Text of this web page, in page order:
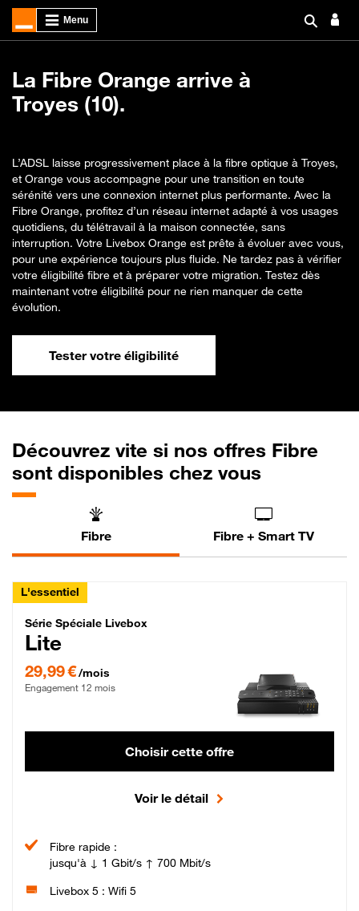
La Fibre Orange arrive à
Troyes (10).
L’ADSL laisse progressivement place à la fibre optique à Troyes,
et Orange vous accompagne pour une transition en toute
sérénité vers une connexion internet plus performante. Avec la
Fibre Orange, profitez d’un réseau internet adapté à vos usages
quotidiens, du télétravail à la maison connectée, sans
interruption. Votre Livebox Orange est prête à évoluer avec vous,
pour une expérience toujours plus fluide. Ne tardez pas à vérifier
votre éligibilité fibre et à préparer votre migration. Testez dès
maintenant votre éligibilité pour ne rien manquer de cette
évolution.
Tester votre éligibilité
Découvrez vite si nos offres Fibre
sont disponibles chez vous
Fibre Fibre + Smart TV
L'essentiel
Série Spéciale Livebox Lite Fibre
Série Spéciale Livebox
Lite
29,99 €/mois
Engagement 12 mois
Choisir cette offre
Voir le détail
Fibre rapide :
jusqu'à ↓ 1 Gbit/s ↑ 700 Mbit/s
Livebox 5 : Wifi 5